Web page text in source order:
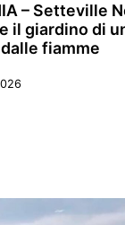
– Setteville
il giardino di
fiamme